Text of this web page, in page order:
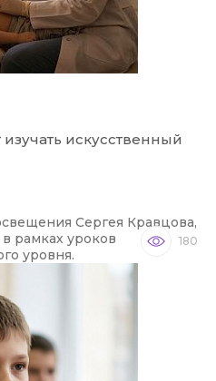
искусственный
Сергея Кравцова,
рамках уроков
уровня.
180